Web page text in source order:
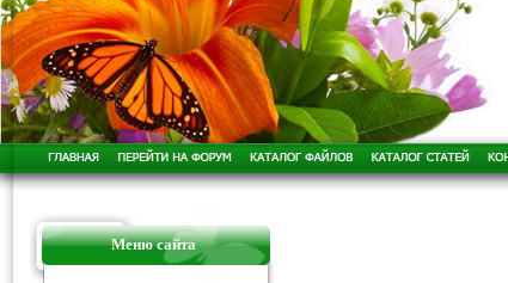
Меню сайта